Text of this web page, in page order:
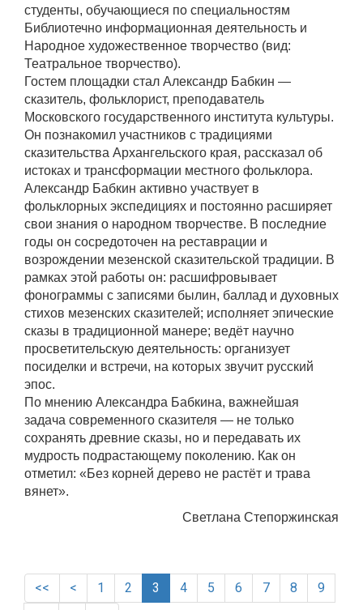
студенты, обучающиеся по специальностям
Библиотечно информационная деятельность и
Народное художественное творчество (вид:
Театральное творчество).
Гостем площадки стал Александр Бабкин —
сказитель, фольклорист, преподаватель
Московского государственного института культуры.
Он познакомил участников с традициями
сказительства Архангельского края, рассказал об
истоках и трансформации местного фольклора.
Александр Бабкин активно участвует в
фольклорных экспедициях и постоянно расширяет
свои знания о народном творчестве. В последние
годы он сосредоточен на реставрации и
возрождении мезенской сказительской традиции. В
рамках этой работы он: расшифровывает
фонограммы с записями былин, баллад и духовных
стихов мезенских сказителей; исполняет эпические
сказы в традиционной манере; ведёт научно
просветительскую деятельность: организует
посиделки и встречи, на которых звучит русский
эпос.
По мнению Александра Бабкина, важнейшая
задача современного сказителя — не только
сохранять древние сказы, но и передавать их
мудрость подрастающему поколению. Как он
отметил: «Без корней дерево не растёт и трава
вянет».
Светлана Степоржинская
<< < 1 2 3 4 5 6 7 8
9